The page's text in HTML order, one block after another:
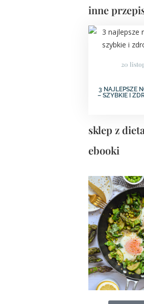
inne
20
3 NAJLEPSZE
– SZYBKIE I
sklep z
ebooki